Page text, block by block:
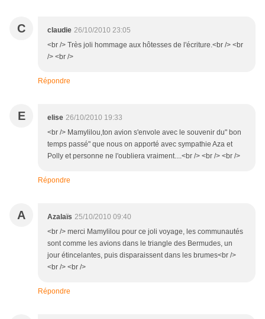
C claudie 26/10/2010 23:05
<br /> Très joli hommage aux hôtesses de l'écriture.<br /> <br
/> <br />
Répondre
E elise 26/10/2010 19:33
<br /> Mamylilou,ton avion s'envole avec le souvenir du" bon
temps passé" que nous on apporté avec sympathie Aza et
Polly et personne ne l'oubliera vraiment....<br /> <br /> <br />
Répondre
A Azalaïs 25/10/2010 09:40
<br /> merci Mamylilou pour ce joli voyage, les communautés
sont comme les avions dans le triangle des Bermudes, un
jour étincelantes, puis disparaissent dans les brumes<br />
<br /> <br />
Répondre